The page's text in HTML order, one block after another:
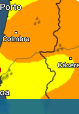
Dados da Tempo